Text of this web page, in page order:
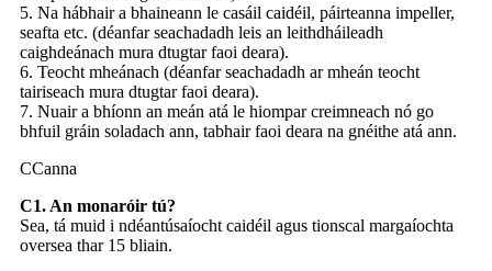
5. Na hábhair a bhaineann le casáil caidéil, páirteanna impeller,
seafta etc. (déanfar seachadadh leis an leithdháileadh
caighdeánach mura dtugtar faoi deara).
6. Teocht mheánach (déanfar seachadadh ar mheán teocht
tairiseach mura dtugtar faoi deara).
7. Nuair a bhíonn an meán atá le hiompar creimneach nó go
bhfuil gráin soladach ann, tabhair faoi deara na gnéithe atá ann.
CCanna
C1. An monaróir tú?
Sea, tá muid i ndéantúsaíocht caidéil agus tionscal margaíochta
oversea thar 15 bliain.